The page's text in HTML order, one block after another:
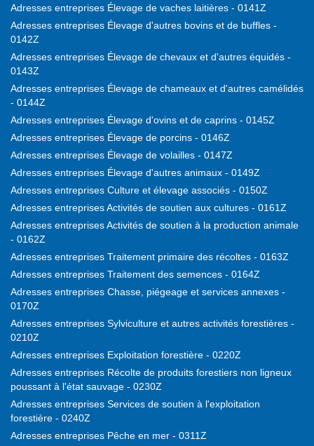
Adresses entreprises Élevage de vaches laitières - 0141Z
Adresses entreprises Élevage d'autres bovins et de buffles -
0142Z
Adresses entreprises Élevage de chevaux et d'autres équidés -
0143Z
Adresses entreprises Élevage de chameaux et d'autres camélidés
- 0144Z
Adresses entreprises Élevage d'ovins et de caprins - 0145Z
Adresses entreprises Élevage de porcins - 0146Z
Adresses entreprises Élevage de volailles - 0147Z
Adresses entreprises Élevage d'autres animaux - 0149Z
Adresses entreprises Culture et élevage associés - 0150Z
Adresses entreprises Activités de soutien aux cultures - 0161Z
Adresses entreprises Activités de soutien à la production animale
- 0162Z
Adresses entreprises Traitement primaire des récoltes - 0163Z
Adresses entreprises Traitement des semences - 0164Z
Adresses entreprises Chasse, piégeage et services annexes -
0170Z
Adresses entreprises Sylviculture et autres activités forestières -
0210Z
Adresses entreprises Exploitation forestière - 0220Z
Adresses entreprises Récolte de produits forestiers non ligneux
poussant à l'état sauvage - 0230Z
Adresses entreprises Services de soutien à l'exploitation
forestière - 0240Z
Adresses entreprises Pêche en mer - 0311Z